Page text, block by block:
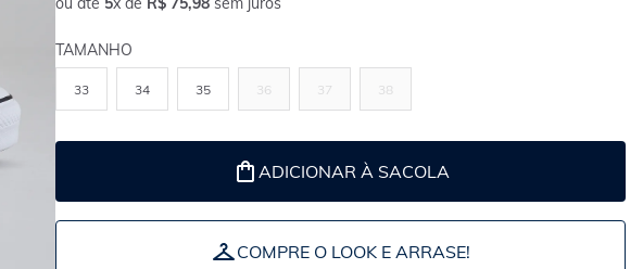
TAMANHO
33 34 35 36 37 38
ADICIONAR À SACOLA
COMPRE O LOOK E ARRASE!